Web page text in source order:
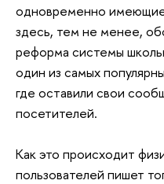
одновременно
здесь, тем не менее,
реформа системы
один из самых
где оставили свои
посетителей.
Как это происходит
пользователей пишет